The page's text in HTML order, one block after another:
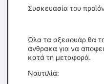
Συσκευασία του
Όλα τα αξεσουάρ θα
άνθρακα για να
κατά τη μεταφορά.
Ναυτιλία: